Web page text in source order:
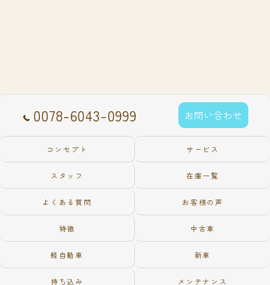
0078-6043-0999 お問い合わせ
コンセプト サービス
スタッフ 在庫一覧
よくある質問 お客様の声
特徴 中古車
軽自動車 新車
持ち込み メンテナンス